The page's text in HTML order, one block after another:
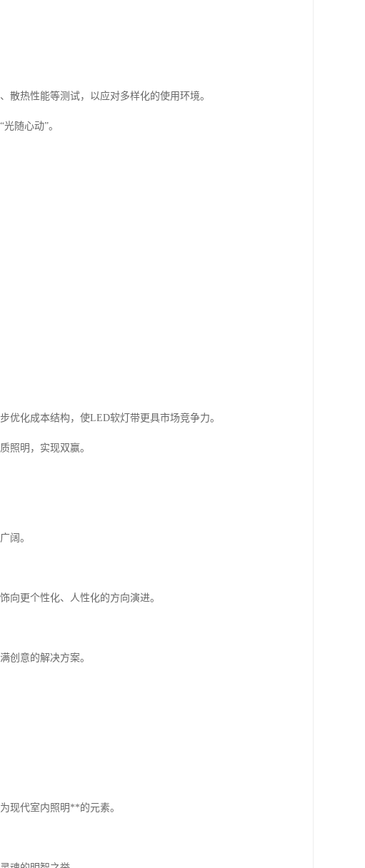
散热性能等测试，以应对多样化的使用环境。
随心动”。
优化成本结构，使LED软灯带更具市场竞争力。
照明，实现双赢。
阔。
向更个性化、人性化的方向演进。
创意的解决方案。
现代室内照明**的元素。